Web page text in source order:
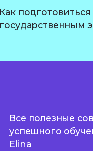
Как подготовиться
государственным
Все полезные
успешного
Elina